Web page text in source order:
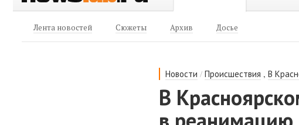
Лента новостей Сюжеты Архив Досье
Новости /Происшествия ,В
В